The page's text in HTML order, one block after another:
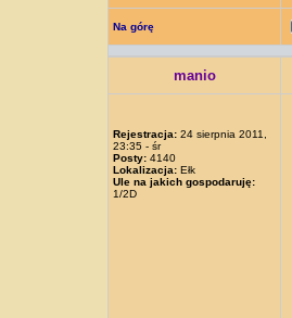
Na górę
manio
Rejestracja: 24 sierpnia 2011,
23:35 - śr
Posty: 4140
Lokalizacja: Ełk
Ule na jakich gospodaruję:
1/2D